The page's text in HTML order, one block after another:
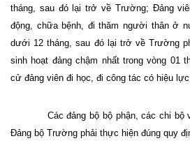
tháng, sau đó lại trở về Trường; Đảng
động, chữa bệnh, đi thăm người thân ở
dưới 12 tháng, sau đó lại trở về Trường
sinh hoạt đảng chậm nhất trong vòng 01
cử đảng viên đi học, đi công tác có hiệu
Các đảng bộ bộ phận, các chi bộ
Đảng bộ Trường phải thực hiện đúng quy